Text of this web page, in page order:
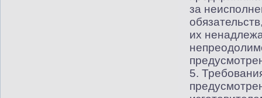
за
их
5.